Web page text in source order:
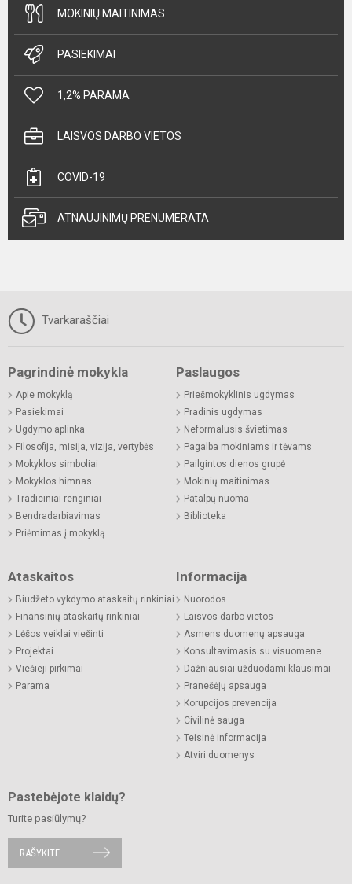
MOKINIŲ MAITINIMAS
PASIEKIMAI
1,2% PARAMA
LAISVOS DARBO VIETOS
COVID-19
ATNAUJINIMŲ PRENUMERATA
Tvarkaraščiai
Pagrindinė mokykla
Apie mokyklą
Pasiekimai
Ugdymo aplinka
Filosofija, misija, vizija, vertybės
Mokyklos simboliai
Mokyklos himnas
Tradiciniai renginiai
Bendradarbiavimas
Priėmimas į mokyklą
Paslaugos
Priešmokyklinis ugdymas
Pradinis ugdymas
Neformalusis švietimas
Pagalba mokiniams ir tėvams
Pailgintos dienos grupė
Mokinių maitinimas
Patalpų nuoma
Biblioteka
Ataskaitos
Biudžeto vykdymo ataskaitų rinkiniai
Finansinių ataskaitų rinkiniai
Lėšos veiklai viešinti
Projektai
Viešieji pirkimai
Parama
Informacija
Nuorodos
Laisvos darbo vietos
Asmens duomenų apsauga
Konsultavimasis su visuomene
Dažniausiai užduodami klausimai
Pranešėjų apsauga
Korupcijos prevencija
Civilinė sauga
Teisinė informacija
Atviri duomenys
Pastebėjote klaidų?
Turite pasiūlymų?
RAŠYKITE